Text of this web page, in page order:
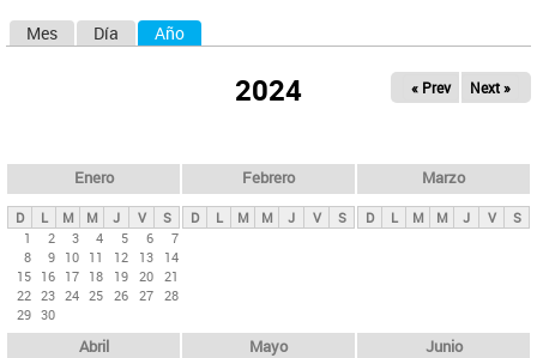
ds
p
n
Mes Día Año
2024 « Prev Next »
Enero
D L M M J V
S
1
2 3 4 5 6
7
8
9 10 11 12 13
14
15 16 17 18 19 20 21
22 23 24 25 26 27 28
29 30
Febrero
D L M M J V S
Marzo
D L M M J V S
Abril Mayo Junio